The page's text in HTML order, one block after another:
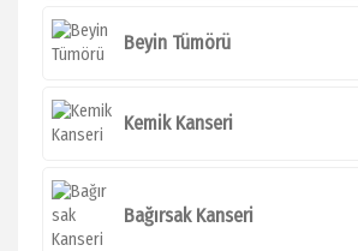
Beyin Tümörü
Kemik Kanseri
Bağırsak Kanseri